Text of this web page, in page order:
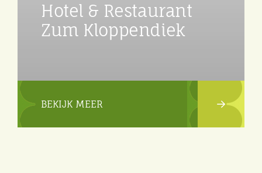
Hotel & Restaurant
Zum Kloppendiek
BEKIJK MEER